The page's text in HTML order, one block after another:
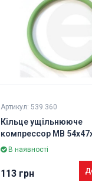
Артикул: 539.360
Кільце ущільнююче
компрессор MB
(вир-во Elring)
В наявності
113 грн